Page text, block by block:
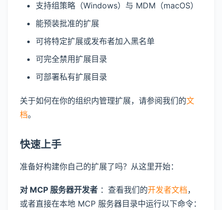
支持组策略（Windows）与 MDM（macOS）
能预装批准的扩展
可将特定扩展或发布者加入黑名单
可完全禁用扩展目录
可部署私有扩展目录
关于如何在你的组织内管理扩展，请参阅我们的文
档。
快速上手
准备好构建你自己的扩展了吗？从这里开始：
对 MCP 服务器开发者 ：查看我们的开发者文档，
或者直接在本地 MCP 服务器目录中运行以下命令：